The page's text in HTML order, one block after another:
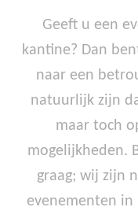
Geeft u een
kantine? Dan
naar een
natuurlijk zijn
maar toch
mogelijkheden.
graag; wij zijn
evenementen